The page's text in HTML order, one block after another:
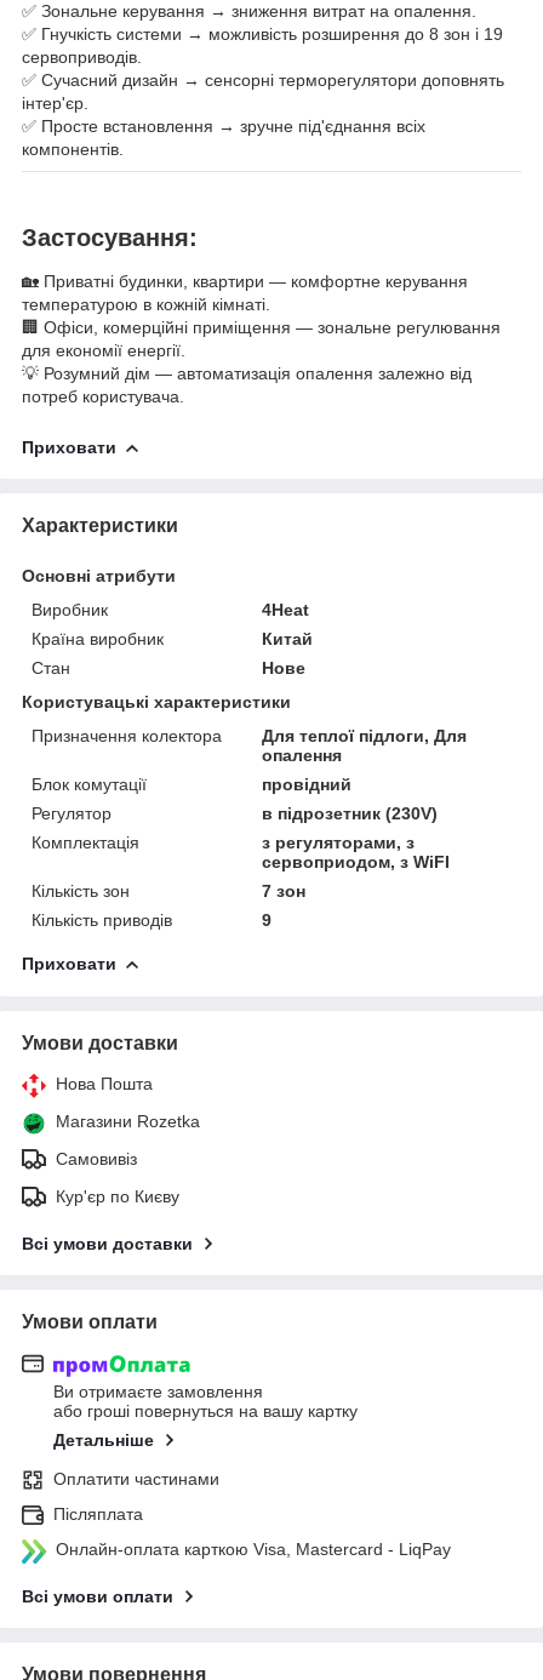
✅ Зональне керування → зниження витрат на опалення.
✅ Гнучкість системи → можливість розширення до 8 зон і 19
сервоприводів.
✅ Сучасний дизайн → сенсорні терморегулятори доповнять
інтер'єр.
✅ Просте встановлення → зручне під'єднання всіх
компонентів.
Застосування:
🏡 Приватні будинки, квартири — комфортне керування
температурою в кожній кімнаті.
🏢 Офіси, комерційні приміщення — зональне регулювання
для економії енергії.
💡 Розумний дім — автоматизація опалення залежно від
потреб користувача.
Приховати
Характеристики
Основні атрибути
Виробник
4Heat
Країна виробник
Китай
Стан
Нове
Користувацькі характеристики
Призначення колектора
Для теплої підлоги, Для
опалення
Блок комутації
провідний
Регулятор
в підрозетник (230V)
Комплектація
з регуляторами, з
сервоприодом, з WiFI
Кількість зон
7 зон
Кількість приводів
9
Приховати
Умови доставки
Нова Пошта
Магазини Rozetka
Самовивіз
Кур'єр по Києву
Всі умови доставки
Умови оплати
Ви отримаєте замовлення
або гроші повернуться на вашу картку
Детальніше
Оплатити частинами
Післяплата
Онлайн-оплата карткою Visa, Mastercard - LiqPay
Всі умови оплати
Умови повернення